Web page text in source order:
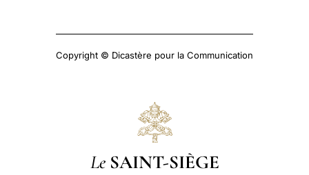
Copyright © Dicastère pour la Communication
Le SAINT-SIÈGE